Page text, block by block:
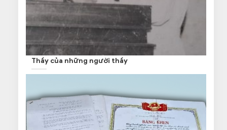
Thầy của những người thầy